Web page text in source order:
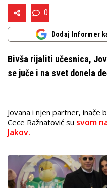
0
Dodaj Informer
Bivša rijaliti učesnica,
se juče i na svet donela
Jovana i njen partner, inače
Cece Ražnatović su svom
Jakov.